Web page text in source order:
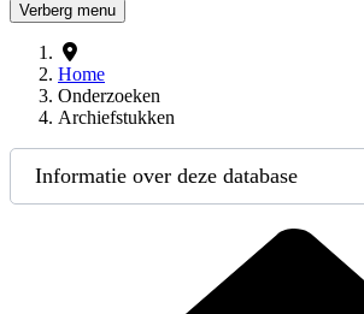
Verberg menu
Home
Onderzoeken
Archiefstukken
Informatie over deze database